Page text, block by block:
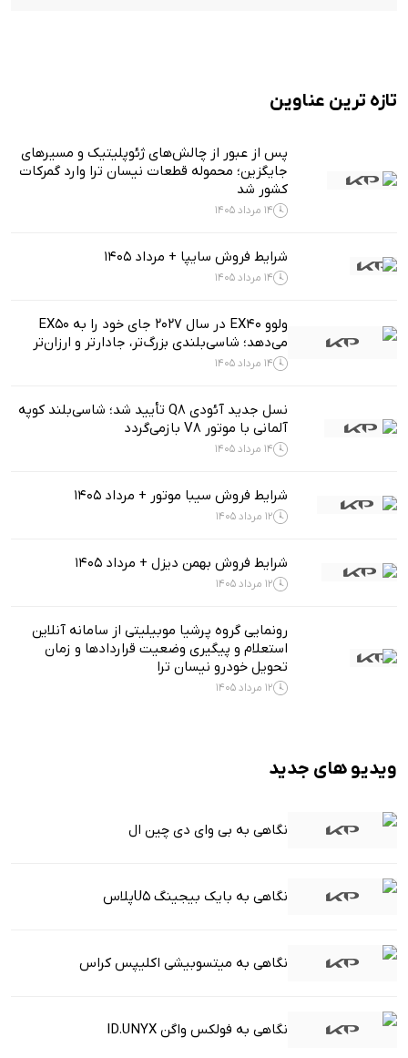
تازه ترین عناوین
پس از عبور از چالش‌های ژئوپلیتیک و مسیرهای
جایگزین؛ محموله قطعات نیسان ترا وارد گمرکات
کشور شد
14 مرداد 1405
شرایط فروش سایپا + مرداد 1405
14 مرداد 1405
ولوو EX40 در سال ۲۰۲۷ جای خود را به EX50
می‌دهد؛ شاسی‌بلندی بزرگ‌تر، جادارتر و ارزان‌تر
14 مرداد 1405
نسل جدید آئودی Q8 تأیید شد؛ شاسی‌بلند کوپه
آلمانی با موتور V8 بازمی‌گردد
14 مرداد 1405
شرایط فروش سیبا موتور + مرداد 1405
12 مرداد 1405
شرایط فروش بهمن دیزل + مرداد 1405
12 مرداد 1405
رونمایی گروه پرشیا موبیلیتی از سامانه آنلاین
استعلام و پیگیری وضعیت قراردادها و زمان
تحویل خودرو نیسان ترا
12 مرداد 1405
ویدیو های جدید
نگاهی به بی وای دی چین ال
نگاهی به بایک بیجینگ U5پلاس
نگاهی به میتسوبیشی اکلیپس کراس
نگاهی به فولکس واگن ID.UNYX